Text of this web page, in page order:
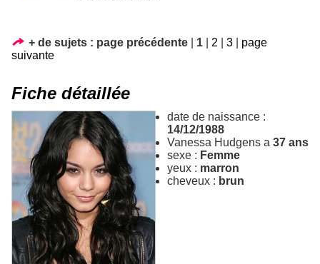
+ de sujets : page précédente 1 2 3
page
suivante
Fiche détaillée
date de naissance :
14/12/1988
Vanessa Hudgens a 37 ans
sexe : Femme
yeux : marron
cheveux : brun